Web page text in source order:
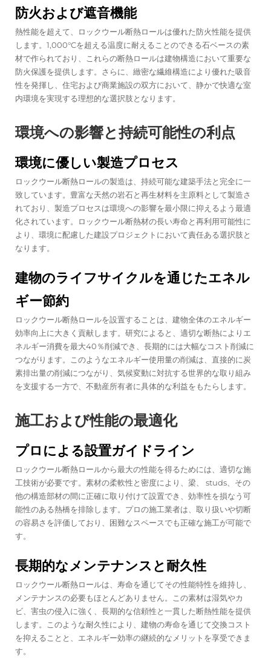
防火および遮音機能
熱性能を超えて、ロックウール断熱ロールは優れた防火性能を提供
します。1,000°Cを超える温度に耐えることのできる石ベースの素
材で作られており、これらの断熱ロールは建物構造において重要な
防火保護を提供します。さらに、緻密な繊維構造により優れた吸音
性を発揮し、住宅および商業施設の双方において、静かで快適な室
内環境を実現する理想的な選択肢となります。
環境への影響と持続可能性の利点
環境に優しい製造プロセス
ロックウール断熱ロールの製造は、持続可能な建築手法と完全に一
致しています。豊富な天然の岩石と再生材料を主原料として製造さ
れており、製造プロセスは環境への影響を最小限に抑えるよう最適
化されています。ロックウール断熱材の長い寿命と再利用可能性に
より、環境に配慮した建設プロジェクトにおいて責任ある選択肢と
なります。
建物のライフサイクルを通じたエネル
ギー節約
ロックウール断熱ロールを設置することは、建物全体のエネルギー
効率向上に大きく貢献します。研究によると、適切な断熱によりエ
ネルギー消費を最大40％削減でき、長期的には大幅なコスト削減に
つながります。このようなエネルギー使用量の削減は、直接的に炭
素排出量の削減につながり、気候変動に対抗する世界的な取り組み
を支援する一方で、不動産所有者に具体的な利益をもたらします。
施工および性能の最適化
プロによる設置ガイドライン
ロックウール断熱ロールから最大の性能を得るためには、適切な施
工技術が必要です。素材の柔軟性と密度により、梁、 studs、その
他の構造部材の間に正確に取り付けて設置でき、効率性を損なう可
能性のある熱橋を排除します。プロの施工業者は、取り扱いや切断
の容易さを評価しており、困難なスペースでも正確な施工が可能で
す。
長期的なメンテナンスと耐久性
ロックウール断熱ロールは、寿命を通じてその性能特性を維持し、
メンテナンスの必要もほとんどありません。この素材は湿気やカ
ビ、害虫の侵入に強く、長期的な信頼性と一貫した断熱性能を提供
します。このような耐久性により、建物の寿命を通じて交換コスト
を抑えることと、エネルギー効率の継続的なメリットを享受できま
す。